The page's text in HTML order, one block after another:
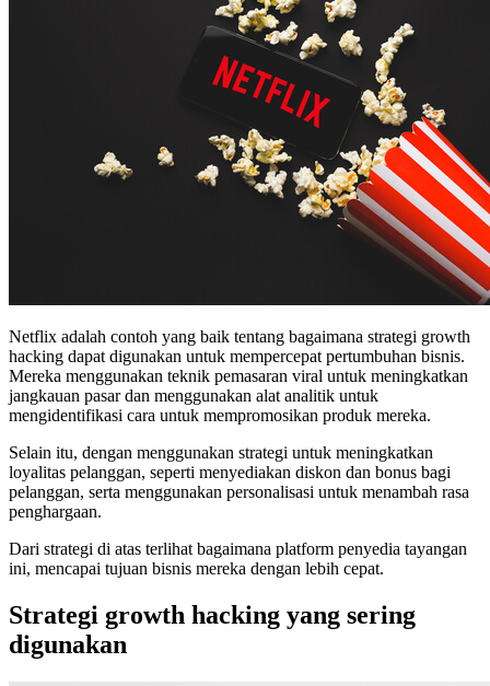
Netflix adalah contoh yang baik tentang bagaimana strategi growth
hacking dapat digunakan untuk mempercepat pertumbuhan bisnis.
Mereka menggunakan teknik pemasaran viral untuk meningkatkan
jangkauan pasar dan menggunakan alat analitik untuk
mengidentifikasi cara untuk mempromosikan produk mereka.
Selain itu, dengan menggunakan strategi untuk meningkatkan
loyalitas pelanggan, seperti menyediakan diskon dan bonus bagi
pelanggan, serta menggunakan personalisasi untuk menambah rasa
penghargaan.
Dari strategi di atas terlihat bagaimana platform penyedia tayangan
ini, mencapai tujuan bisnis mereka dengan lebih cepat.
Strategi growth hacking yang sering
digunakan